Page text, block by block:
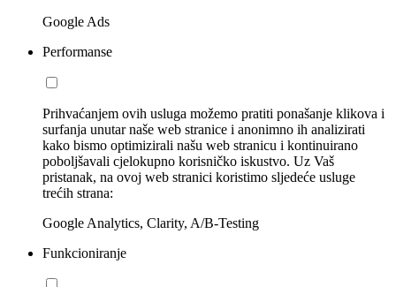
Google Ads
Performanse
Prihvaćanjem ovih usluga možemo pratiti ponašanje klikova i
surfanja unutar naše web stranice i anonimno ih analizirati
kako bismo optimizirali našu web stranicu i kontinuirano
poboljšavali cjelokupno korisničko iskustvo. Uz Vaš
pristanak, na ovoj web stranici koristimo sljedeće usluge
trećih strana:
Google Analytics, Clarity, A/B-Testing
Funkcioniranje